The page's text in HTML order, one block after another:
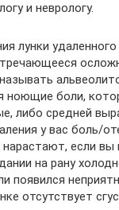
и неврологу.
лунки
ноющие боли,
либо средней
у вас боль/
нарастают, если
на рану
появился
отсутствует